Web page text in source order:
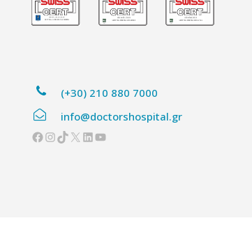
(+30) 210 880 7000
info@doctorshospital.gr
Facebook
Instagram
TikTok
X Linkedin
YouTube